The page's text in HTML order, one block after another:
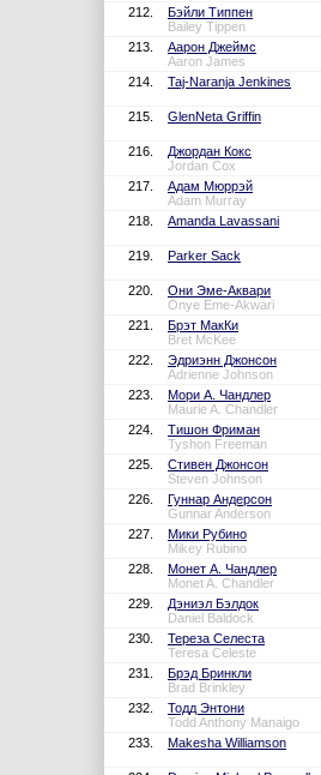
212.
Бэйли Типпен
Bailey Tippen
213.
Аарон Джеймс
Aaron James
214.
Taj-Naranja Jenkines
215. GlenNeta Griffin
216.
Джордан Кокс
Jordan Cox
217.
Адам Мюррэй
Adam Murray
218.
Amanda Lavassani
219. Parker Sack
220.
Они Эме-Аквари
Onye Eme-Akwari
221.
Брэт МакКи
Bret McKee
222.
Эдриэнн Джонсон
Adrienne Johnson
223.
Мори А. Чандлер
Maurie A. Chandler
224.
Тишон Фриман
Tyshon Freeman
225.
Стивен Джонсон
Steven Johnson
226.
Гуннар Андерсон
Gunnar Anderson
227.
Мики Рубино
Mikey Rubino
228.
Монет А. Чандлер
Monet A. Chandler
229.
Дэниэл Бэлдок
Daniel Baldock
230.
Тереза Селеста
Teresa Celeste
231.
Брэд Бринкли
Brad Brinkley
232.
Тодд Энтони
Todd Anthony Manaigo
233.
Makesha Williamson